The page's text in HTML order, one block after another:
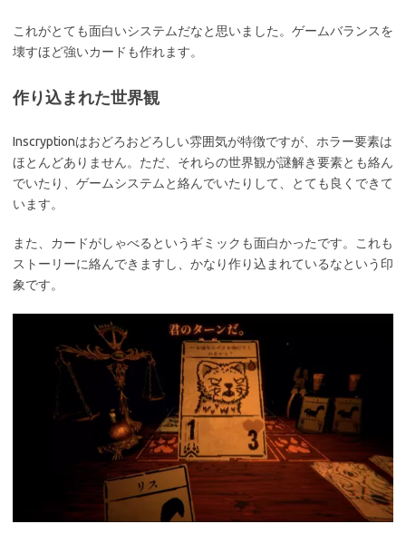
これがとても面白いシステムだなと思いました。ゲームバランスを
壊すほど強いカードも作れます。
作り込まれた世界観
Inscryptionはおどろおどろしい雰囲気が特徴ですが、ホラー要素は
ほとんどありません。ただ、それらの世界観が謎解き要素とも絡ん
でいたり、ゲームシステムと絡んでいたりして、とても良くできて
います。
また、カードがしゃべるというギミックも面白かったです。これも
ストーリーに絡んできますし、かなり作り込まれているなという印
象です。